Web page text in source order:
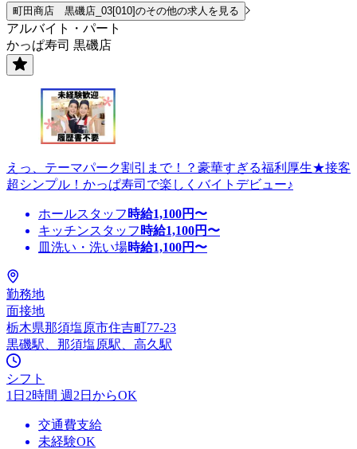
町田商店 黒磯店_03[010]のその他の求人を見る
アルバイト・パート
かっぱ寿司 黒磯店
えっ、テーマパーク割引まで！？豪華すぎる福利厚生★接客
超シンプル！かっぱ寿司で楽しくバイトデビュー♪
ホールスタッフ 時給1,100円〜
キッチンスタッフ 時給1,100円〜
皿洗い・洗い場時給1,100円〜
勤務地
面接地
栃木県那須塩原市住吉町77-23
黒磯駅、那須塩原駅、高久駅
シフト
1日2時間 週2日からOK
交通費支給
未経験OK